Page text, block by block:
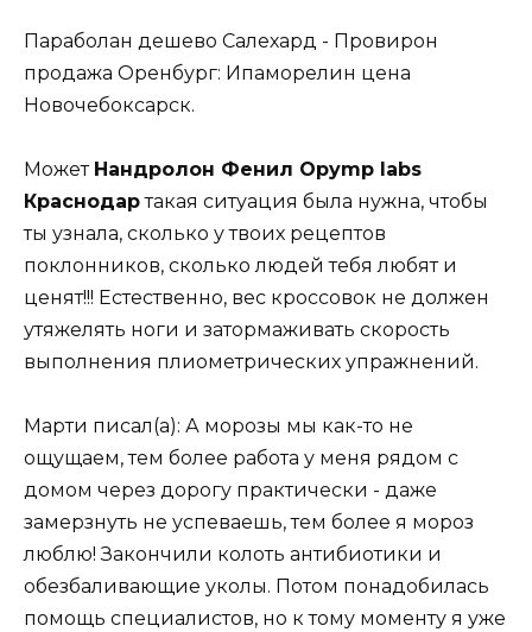
Параболан дешево Салехард - Провирон
продажа Оренбург: Ипаморелин цена
Новочебоксарск.
Может Нандролон Фенил Opymp labs
Краснодартакая ситуация была нужна, чтобы
ты узнала, сколько у твоих рецептов
поклонников, сколько людей тебя любят и
ценят!!! Естественно, вес кроссовок не должен
утяжелять ноги и затормаживать скорость
выполнения плиометрических упражнений.
Марти писал(а): А морозы мы как-то не
ощущаем, тем более работа у меня рядом с
домом через дорогу практически - даже
замерзнуть не успеваешь, тем более я мороз
люблю! Закончили колоть антибиотики и
обезбаливающие уколы. Потом понадобилась
помощь специалистов, но к тому моменту я уже